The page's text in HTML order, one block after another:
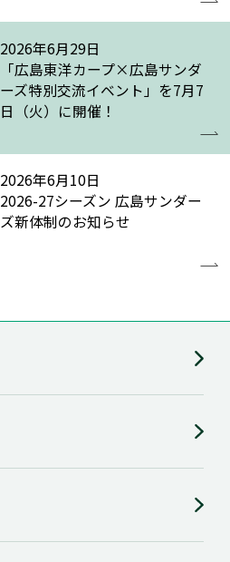
2026年6月29日
「広島東洋カープ×広島サンダ
ーズ特別交流イベント」を7月7
日（火）に開催！
2026年6月10日
2026-27シーズン 広島サンダー
ズ新体制のお知らせ